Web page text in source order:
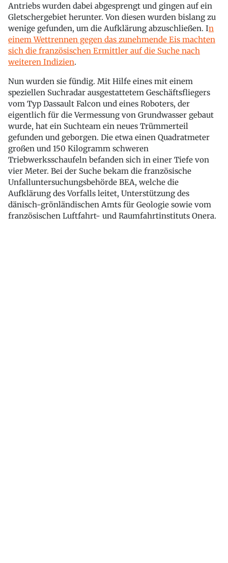
Antriebs wurden dabei abgesprengt und gingen auf ein
Gletschergebiet herunter. Von diesen wurden bislang zu
wenige gefunden, um die Aufklärung abzuschließen. In
einem Wettrennen gegen das zunehmende Eis machten
sich die französischen Ermittler auf die Suche nach
weiteren Indizien.
Nun wurden sie fündig. Mit Hilfe eines mit einem
speziellen Suchradar ausgestattetem Geschäftsfliegers
vom Typ Dassault Falcon und eines Roboters, der
eigentlich für die Vermessung von Grundwasser gebaut
wurde, hat ein Suchteam ein neues Trümmerteil
gefunden und geborgen. Die etwa einen Quadratmeter
großen und 150 Kilogramm schweren
Triebwerksschaufeln befanden sich in einer Tiefe von
vier Meter. Bei der Suche bekam die französische
Unfalluntersuchungsbehörde BEA, welche die
Aufklärung des Vorfalls leitet, Unterstützung des
dänisch-grönländischen Amts für Geologie sowie vom
französischen Luftfahrt- und Raumfahrtinstituts Onera.